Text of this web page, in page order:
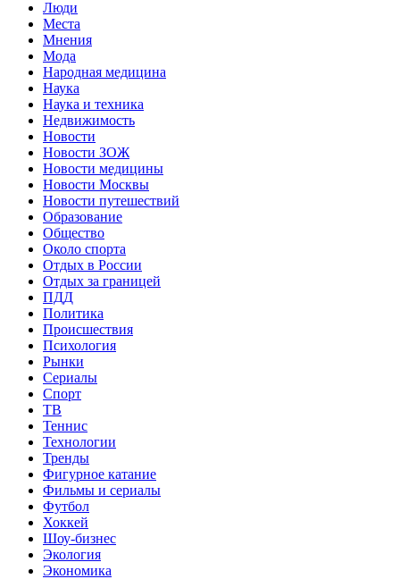
Люди
Места
Мнения
Мода
Народная медицина
Наука
Наука и техника
Недвижимость
Новости
Новости ЗОЖ
Новости медицины
Новости Москвы
Новости путешествий
Образование
Общество
Около спорта
Отдых в России
Отдых за границей
ПДД
Политика
Происшествия
Психология
Рынки
Сериалы
Спорт
ТВ
Теннис
Технологии
Тренды
Фигурное катание
Фильмы и сериалы
Футбол
Хоккей
Шоу-бизнес
Экология
Экономика